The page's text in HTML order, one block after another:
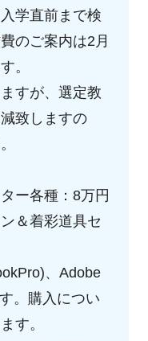
学直前まで検
のご案内は2月
。
すが、選定教
致しますの
ー各種：8万円
＆着彩道具セ
、Adobe
。購入につい
す。